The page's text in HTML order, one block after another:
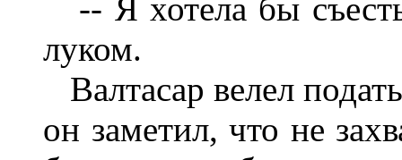
-- Я хотела бы
луком.
Валтасар велел
он заметил, что не